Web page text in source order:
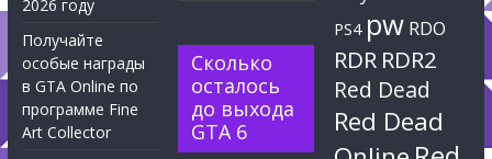
2026 году
Получайте
особые награды
в GTA Online по
программе Fine
Art Collector
Сколько
осталось
до выхода
GTA 6
PS4 pw RDO
RDR RDR2
Red Dead
Red Dead